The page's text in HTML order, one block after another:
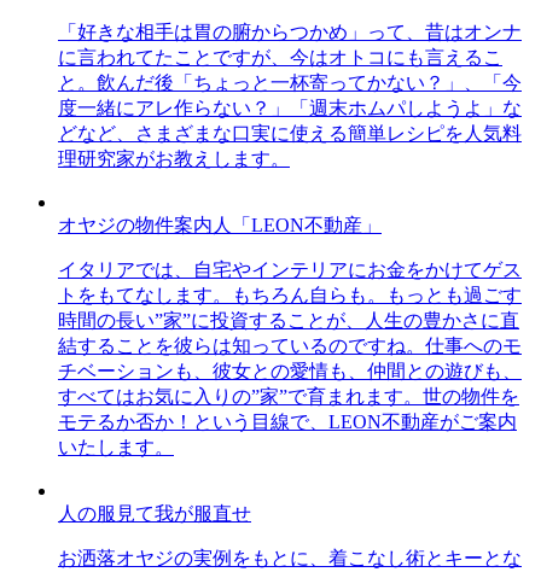
「好きな相手は胃の腑からつかめ」って、昔はオンナ
に言われてたことですが、今はオトコにも言えるこ
と。飲んだ後「ちょっと一杯寄ってかない？」、「今
度一緒にアレ作らない？」「週末ホムパしようよ」な
どなど、さまざまな口実に使える簡単レシピを人気料
理研究家がお教えします。
オヤジの物件案内人「LEON不動産」
イタリアでは、自宅やインテリアにお金をかけてゲス
トをもてなします。もちろん自らも。もっとも過ごす
時間の長い”家”に投資することが、人生の豊かさに直
結することを彼らは知っているのですね。仕事へのモ
チベーションも、彼女との愛情も、仲間との遊びも、
すべてはお気に入りの”家”で育まれます。世の物件を
モテるか否か！という目線で、LEON不動産がご案内
いたします。
人の服見て我が服直せ
お洒落オヤジの実例をもとに、着こなし術とキーとな